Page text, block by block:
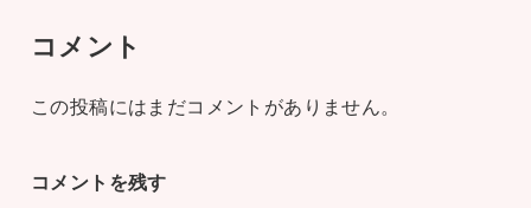
コメント
この投稿にはまだコメントがありません。
コメントを残す